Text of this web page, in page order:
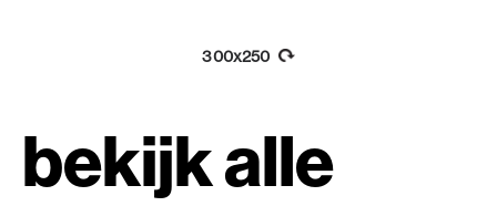
300x250
bekijk alle